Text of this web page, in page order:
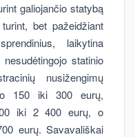
galiojančio statybą
bet pažeidžiant
laikytina
statinio
nusižengimų
150 iki 300 eurų,
iki 2 400 eurų, o
eurų. Savavališkai